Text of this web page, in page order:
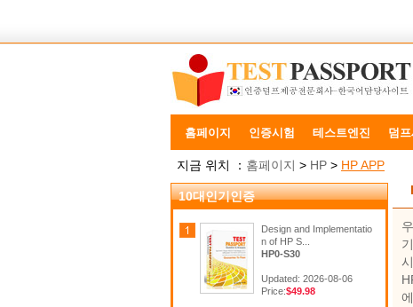
홈페이지 인증시험 테스트엔진 덤
지금 위치 ： 홈페이지 > HP > HP APP
10대인기인증
Design and Implementatio
n of HP S...
HP0-S30
Updated: 2026-08-06
Price:$49.98